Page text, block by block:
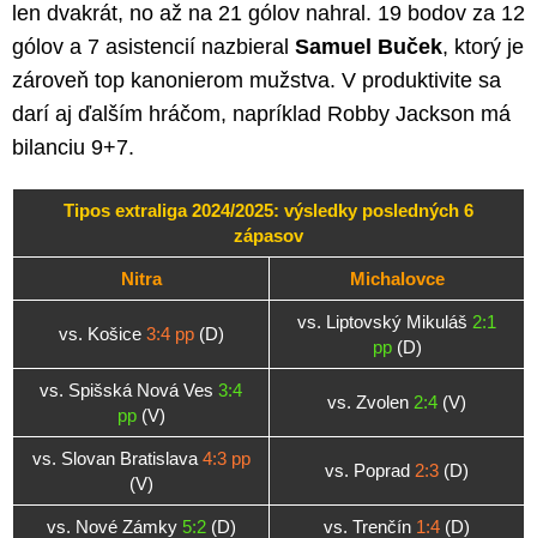
len dvakrát, no až na 21 gólov nahral. 19 bodov za 12
gólov a 7 asistencií nazbieral Samuel Buček, ktorý je
zároveň top kanonierom mužstva. V produktivite sa
darí aj ďalším hráčom, napríklad Robby Jackson má
bilanciu 9+7.
Tipos extraliga 2024/2025: výsledky posledných 6
zápasov
Nitra Michalovce
vs. Košice 3:4 pp(D)
vs. Liptovský Mikuláš 2:1
pp(D)
vs. Spišská Nová Ves 3:4
pp(V)
vs. Zvolen 2:4 (V)
vs. Slovan Bratislava 4:3 pp
(V)
vs. Poprad 2:3 (D)
vs. Nové Zámky 5:2(D) vs. Trenčín 1:4 (D)